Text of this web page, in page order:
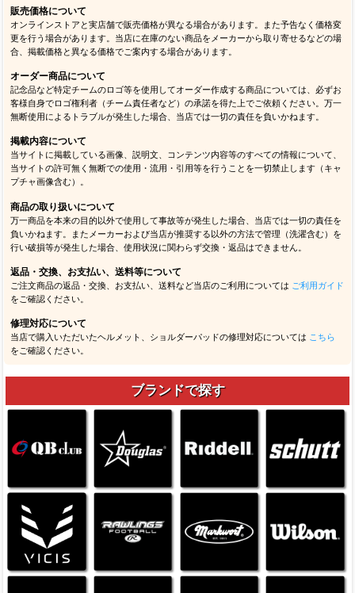
販売価格について
オンラインストアと実店舗で販売価格が異なる場合があります。また予告なく価格変
更を行う場合があります。当店に在庫のない商品をメーカーから取り寄せるなどの場
合、掲載価格と異なる価格でご案内する場合があります。
オーダー商品について
記念品など特定チームのロゴ等を使用してオーダー作成する商品については、必ずお
客様自身でロゴ権利者（チーム責任者など）の承諾を得た上でご依頼ください。万一
無断使用によるトラブルが発生した場合、当店では一切の責任を負いかねます。
掲載内容について
当サイトに掲載している画像、説明文、コンテンツ内容等のすべての情報について、
当サイトの許可無く無断での使用・流用・引用等を行うことを一切禁止します（キャ
プチャ画像含む）。
商品の取り扱いについて
万一商品を本来の目的以外で使用して事故等が発生した場合、当店では一切の責任を
負いかねます。またメーカーおよび当店が推奨する以外の方法で管理（洗濯含む）を
行い破損等が発生した場合、使用状況に関わらず交換・返品はできません。
返品・交換、お支払い、送料等について
ご注文商品の返品・交換、お支払い、送料など当店のご利用については ご利用ガイド
をご確認ください。
修理対応について
当店で購入いただいたヘルメット、ショルダーパッドの修理対応については こちら
をご確認ください。
ブランドで探す